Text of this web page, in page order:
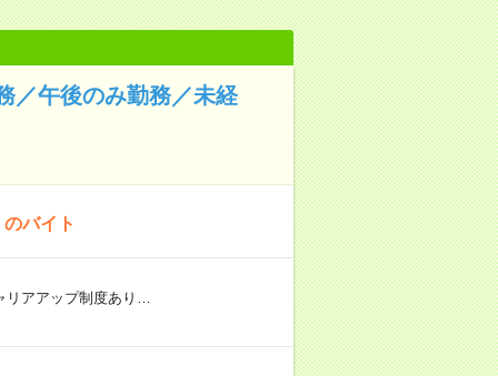
／午後のみ勤務／未経
バイト
アアップ制度あり…